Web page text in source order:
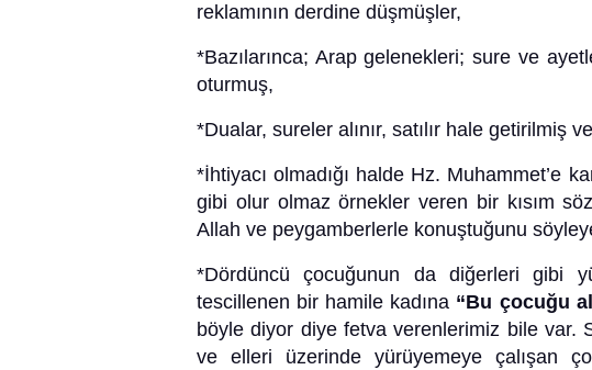
reklamının derdine düşmüşler,
*Bazılarınca; Arap gelenekleri; sure ve
oturmuş,
*Dualar, sureler alınır, satılır hale getirilmiş
*İhtiyacı olmadığı halde Hz. Muhammet’e
gibi olur olmaz örnekler veren bir kısım
Allah ve peygamberlerle konuştuğunu
*Dördüncü çocuğunun da diğerleri gibi
tescillenen bir hamile kadına “Bu çocuğu
böyle diyor diye fetva verenlerimiz bile var.
ve elleri üzerinde yürüyemeye çalışan